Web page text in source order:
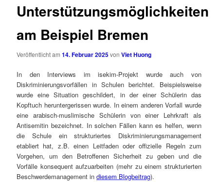
Unterstützungsmöglichkeiten
am Beispiel Bremen
Veröffentlicht am14. Februar 2025vonViet Huong
In den Interviews im isekim-Projekt wurde auch von
Diskriminierungsvorfällen in Schulen berichtet. Beispielsweise
wurde eine Situation geschildert, in der einer Schülerin das
Kopftuch heruntergerissen wurde. In einem anderen Vorfall wurde
eine arabisch-muslimische Schülerin von einer Lehrkraft als
Antisemitin bezeichnet. In solchen Fällen kann es helfen, wenn
die Schule ein strukturiertes Diskriminierungsmanagement
etabliert hat, z.B. einen Leitfaden oder offizielle Regeln zum
Vorgehen, um den Betroffenen Sicherheit zu geben und die
Vorfälle konsequent aufzuarbeiten (mehr zu einem strukturierten
Beschwerdemanagement indiesem Blogbeitrag).